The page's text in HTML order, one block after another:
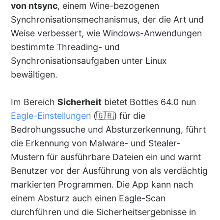
von ntsync, einem Wine-bezogenen
Synchronisationsmechanismus, der die Art und
Weise verbessert, wie Windows-Anwendungen
bestimmte Threading- und
Synchronisationsaufgaben unter Linux
bewältigen.
Im Bereich Sicherheitbietet Bottles 64.0 nun
Eagle-Einstellungen (🇬🇧) für die
Bedrohungssuche und Absturzerkennung, führt
die Erkennung von Malware- und Stealer-
Mustern für ausführbare Dateien ein und warnt
Benutzer vor der Ausführung von als verdächtig
markierten Programmen. Die App kann nach
einem Absturz auch einen Eagle-Scan
durchführen und die Sicherheitsergebnisse in